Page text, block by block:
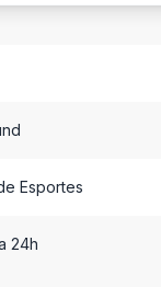
Esportes
24h